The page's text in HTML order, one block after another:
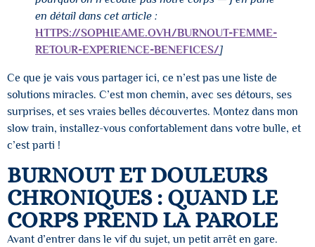
en détail dans cet article :
HTTPS://SOPHIEAME.OVH/BURNOUT-FEMME-
RETOUR-EXPERIENCE-BENEFICES/]
Ce que je vais vous partager ici, ce n’est pas une liste de
solutions miracles. C’est mon chemin, avec ses détours, ses
surprises, et ses vraies belles découvertes. Montez dans mon
slow train, installez-vous confortablement dans votre bulle, et
c’est parti !
BURNOUT ET DOULEURS
CHRONIQUES : QUAND LE
CORPS PREND LA PAROLE
Avant d’entrer dans le vif du sujet, un petit arrêt en gare.